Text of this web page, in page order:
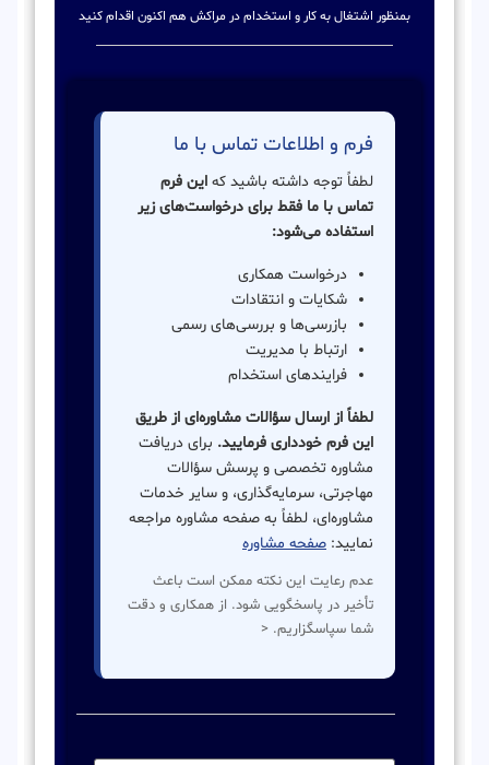
بمنظور اشتغال به کار و استخدام در مراکش هم اکنون اقدام کنید
فرم و اطلاعات تماس با ما
لطفاً توجه داشته باشید که این فرم
تماس با ما فقط برای درخواست‌های زیر
استفاده می‌شود:
درخواست همکاری
شکایات و انتقادات
بازرسی‌ها و بررسی‌های رسمی
ارتباط با مدیریت
فرایندهای استخدام
لطفاً از ارسال سؤالات مشاوره‌ای از طریق
این فرم خودداری فرمایید. برای دریافت
مشاوره تخصصی و پرسش سؤالات
مهاجرتی، سرمایه‌گذاری، و سایر خدمات
مشاوره‌ای، لطفاً به صفحه مشاوره مراجعه
نمایید: صفحه مشاوره
عدم رعایت این نکته ممکن است باعث
تأخیر در پاسخگویی شود. از همکاری و دقت
شما سپاسگزاریم. <
نام